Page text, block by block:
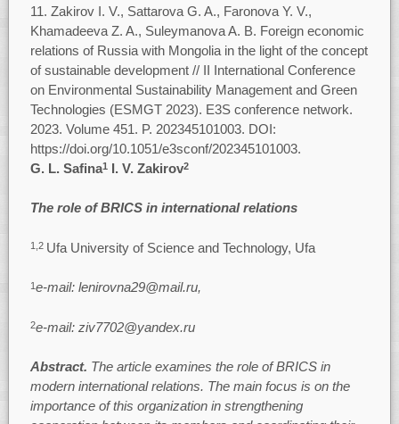
Zakirov I. V., Sattarova G. A., Faronova Y. V.,
Khamadeeva Z. A., Suleymanova A. В. Foreign economic
relations of Russia with Mongolia in the light of the concept
of sustainable development // II International Conference
on Environmental Sustainability Management and Green
Technologies (ESMGT 2023). E3S conference network.
2023. Volume 451. P. 202345101003. DOI:
https://doi.org/10.1051/e3sconf/202345101003.
G. L. Safina1I. V. Zakirov2
The role of BRICS in international relations
1,2 Ufa University of Science and Technology, Ufa
1e-mail: lenirovna29@mail.ru,
2e-mail: ziv7702@yandex.ru
Abstract. The article examines the role of BRICS in
modern international relations. The main focus is on the
importance of this organization in strengthening